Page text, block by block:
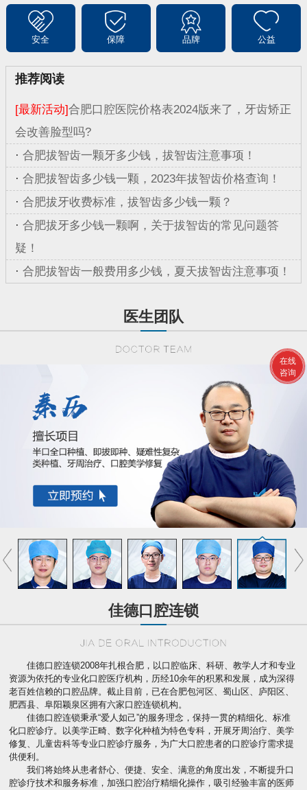
安全 保障 品牌 公益
推荐阅读
[最新活动]合肥口腔医院价格表2024版来了，牙齿矫正
会改善脸型吗?
· 合肥拔智齿一颗牙多少钱，拔智齿注意事项！
· 合肥拔智齿多少钱一颗，2023年拔智齿价格查询！
· 合肥拔牙收费标准，拔智齿多少钱一颗？
· 合肥拔牙多少钱一颗啊，关于拔智齿的常见问题答
疑！
· 合肥拔智齿一般费用多少钱，夏天拔智齿注意事项！
医生团队
佳德口腔连锁
佳德口腔连锁2008年扎根合肥，以口腔临床、科研、教学人才和专业
资源为依托的专业化口腔医疗机构，历经10余年的积累和发展，成为深得
老百姓信赖的口腔品牌。截止目前，已在合肥包河区、蜀山区、庐阳区、
肥西县、阜阳颖泉区拥有六家口腔连锁机构。
佳德口腔连锁秉承“爱人如己”的服务理念，保持一贯的精细化、标准
化口腔诊疗。以美学正畸、数字化种植为特色专科，开展牙周治疗、美学
修复、儿童齿科等专业口腔诊疗服务，为广大口腔患者的口腔诊疗需求提
供便利。
我们将始终从患者舒心、便捷、安全、满意的角度出发，不断提升口
腔诊疗技术和服务标准，加强口腔治疗精细化操作，吸引经验丰富的医师
在线
咨询